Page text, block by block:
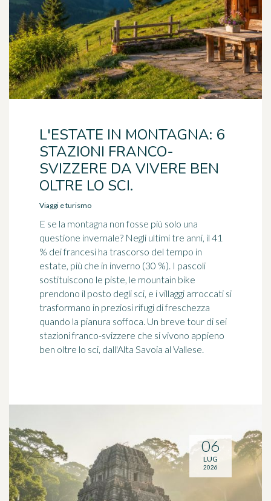
L'ESTATE IN MONTAGNA: 6
STAZIONI FRANCO-
SVIZZERE DA VIVERE BEN
OLTRE LO SCI.
Viaggi e turismo
E se la montagna non fosse più solo una
questione invernale? Negli ultimi tre anni, il 41
% dei francesi ha trascorso del tempo in
estate, più che in inverno (30 %). I pascoli
sostituiscono le piste, le mountain bike
prendono il posto degli sci, e i villaggi arroccati si
trasformano in preziosi rifugi di freschezza
quando la pianura soffoca. Un breve tour di sei
stazioni franco-svizzere che si vivono appieno
ben oltre lo sci, dall'Alta Savoia al Vallese.
06
LUG
2026